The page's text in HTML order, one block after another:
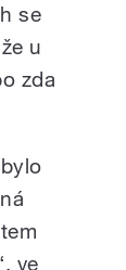
se
u
zda
ve